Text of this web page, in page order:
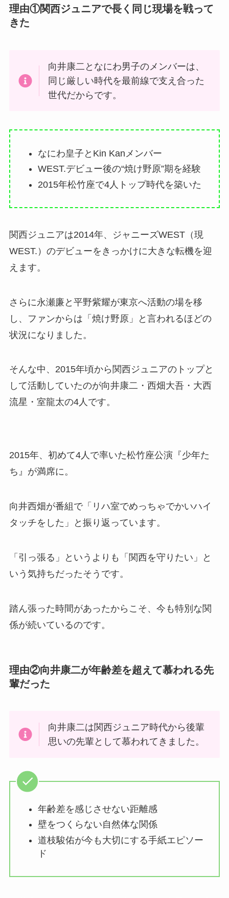
理由①関西ジュニアで長く同じ現場を戦って
きた
向井康二となにわ男子のメンバーは、
同じ厳しい時代を最前線で支え合った
世代だからです。
なにわ皇子とKin Kanメンバー
WEST.デビュー後の“焼け野原”期を経験
2015年松竹座で4人トップ時代を築いた
関西ジュニアは2014年、ジャニーズWEST（現
WEST.）のデビューをきっかけに大きな転機を迎
えます。
さらに永瀬廉と平野紫耀が東京へ活動の場を移
し、ファンからは「焼け野原」と言われるほどの
状況になりました。
そんな中、2015年頃から関西ジュニアのトップと
して活動していたのが向井康二・西畑大吾・大西
流星・室龍太の4人です。
2015年、初めて4人で率いた松竹座公演『少年た
ち』が満席に。
向井西畑が番組で「リハ室でめっちゃでかいハイ
タッチをした」と振り返っています。
「引っ張る」というよりも「関西を守りたい」と
いう気持ちだったそうです。
踏ん張った時間があったからこそ、今も特別な関
係が続いているのです。
理由②向井康二が年齢差を超えて慕われる先
輩だった
向井康二は関西ジュニア時代から後輩
思いの先輩として慕われてきました。
年齢差を感じさせない距離感
壁をつくらない自然体な関係
道枝駿佑が今も大切にする手紙エピソー
ド